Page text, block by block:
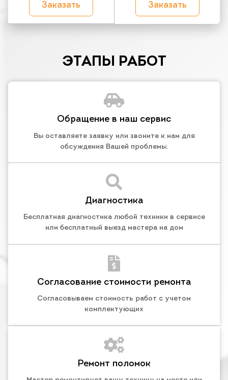
Заказать Заказать
ЭТАПЫ РАБОТ
Обращение в наш сервис
Вы оставляете заявку или звоните к нам для
обсуждения Вашей проблемы.
Диагностика
Бесплатная диагностика любой техники в сервисе
или бесплатный выезд мастера на дом
Согласование стоимости ремонта
Согласовываем стоимость работ с учетом
комплектующих
Ремонт поломок